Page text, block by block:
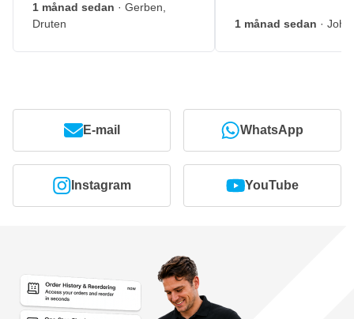
1 månad sedan · Gerben,
Druten
1 månad sedan ·
E-mail WhatsApp
Instagram YouTube